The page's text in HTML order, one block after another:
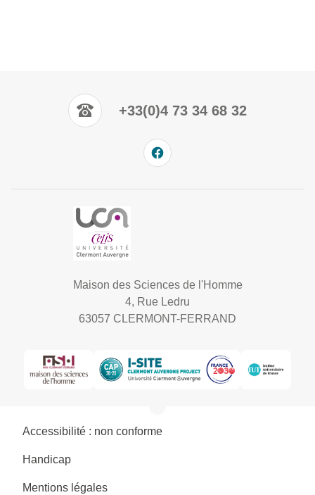
+33(0)4 73 34 68 32
Maison des Sciences de l'Homme
4, Rue Ledru
63057 CLERMONT-FERRAND
Accessibilité : non conforme
Handicap
Mentions légales